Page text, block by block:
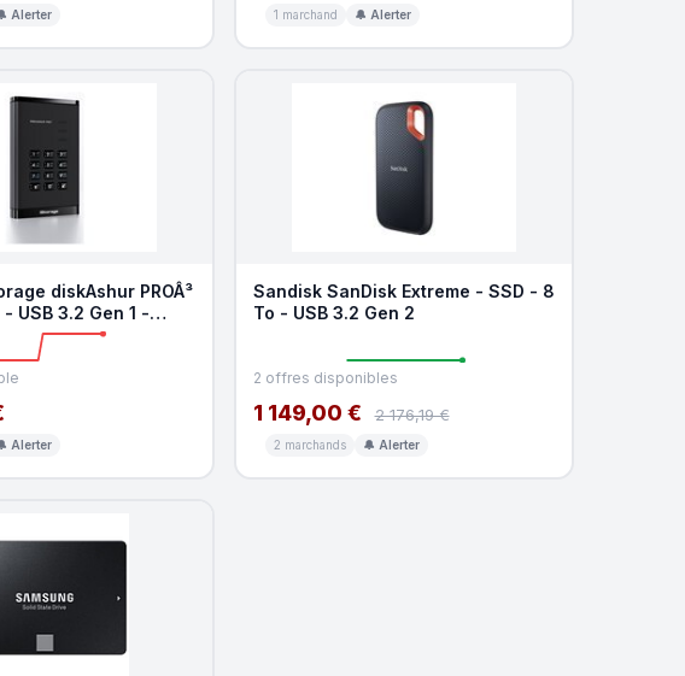
Alerter 1 marchand 🔔 Alerter
diskAshur PROÂ³
USB 3.2 Gen 1 -
Alerter
Sandisk SanDisk Extreme - SSD - 8
To - USB 3.2 Gen 2
2 offres disponibles
1 149,00 € 2 176,19 €
2 marchands 🔔 Alerter